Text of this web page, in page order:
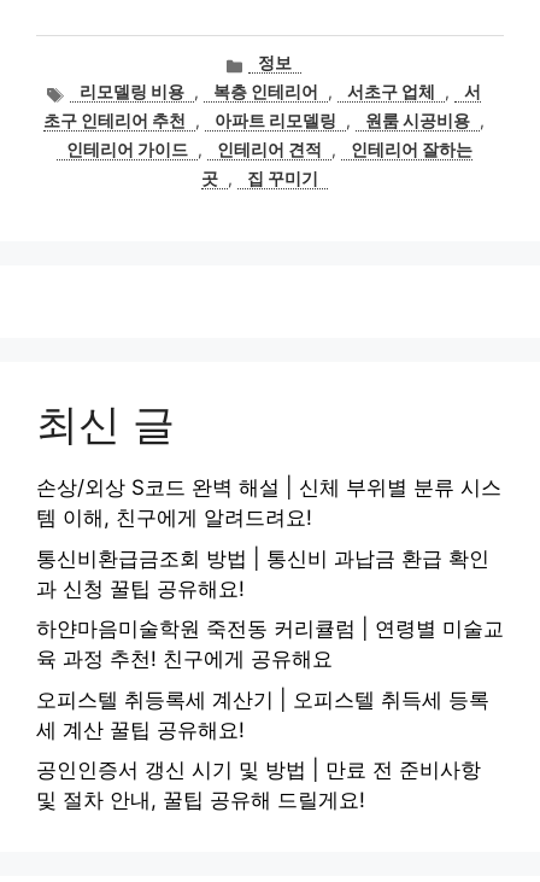
카
테
고
리
정보
태
그
리모델링 비용 , 복층 인테리어 , 서초구 업체 ,
서
초구 인테리어 추천
, 아파트 리모델링 , 원룸 시공비용 ,
인테리어 가이드 , 인테리어 견적 ,
인테리어 잘하는
곳 , 집 꾸미기
최신 글
손상/외상 S코드 완벽 해설 | 신체 부위별 분류 시스
템 이해, 친구에게 알려드려요!
통신비환급금조회 방법 | 통신비 과납금 환급 확인
과 신청 꿀팁 공유해요!
하얀마음미술학원 죽전동 커리큘럼 | 연령별 미술교
육 과정 추천! 친구에게 공유해요
오피스텔 취등록세 계산기 | 오피스텔 취득세 등록
세 계산 꿀팁 공유해요!
공인인증서 갱신 시기 및 방법 | 만료 전 준비사항
및 절차 안내, 꿀팁 공유해 드릴게요!